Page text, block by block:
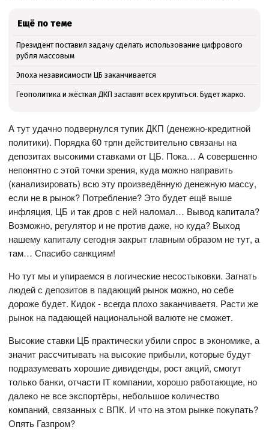
Ещё по теме
Президент поставил задачу сделать использование цифрового
рубля массовым
Эпоха независимости ЦБ заканчивается
Геополитика и жёсткая ДКП заставят всех крутиться. Будет жарко.
А тут удачно подвернулся тупик ДКП (денежно-кредитной
политики). Порядка 60 трлн действительно связаны на
депозитах высокими ставками от ЦБ. Пока… А совершенно
непонятно с этой точки зрения, куда можно направить
(канализировать) всю эту произведённую денежную массу,
если не в рынок? Потребление? Это будет ещё выше
инфляция, ЦБ и так дров с ней наломал… Вывод капитала?
Возможно, регулятор и не против даже, но куда? Выход
нашему капиталу сегодня закрыт главным образом не тут, а
там… Спасибо санкциям!
Но тут мы и упираемся в логические несостыковки. Загнать
людей с депозитов в падающий рынок можно, но себе
дороже будет. Кидок - всегда плохо заканчиваетя. Расти же
рынок на падающей национальной валюте не сможет.
Высокие ставки ЦБ практически убили спрос в экономике, а
значит рассчитывать на высокие прибыли, которые будут
подразумевать хорошие дивиденды, рост акций, смогут
только банки, отчасти IT компании, хорошо работающие, но
далеко не все экспортёры, небольшое количество
компаний, связанных с ВПК. И что на этом рынке покупать?
Опять Газпром?